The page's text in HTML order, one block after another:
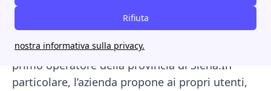
Rifiuta
nostra informativa sulla privacy.
In questo articolo scoprirai tutte le
informazioni che riguardanoTerrecablate,
operatore di telecomunicazioni in Toscana e
primo operatore della provincia di Siena.In
particolare, l’azienda propone ai propri utenti,